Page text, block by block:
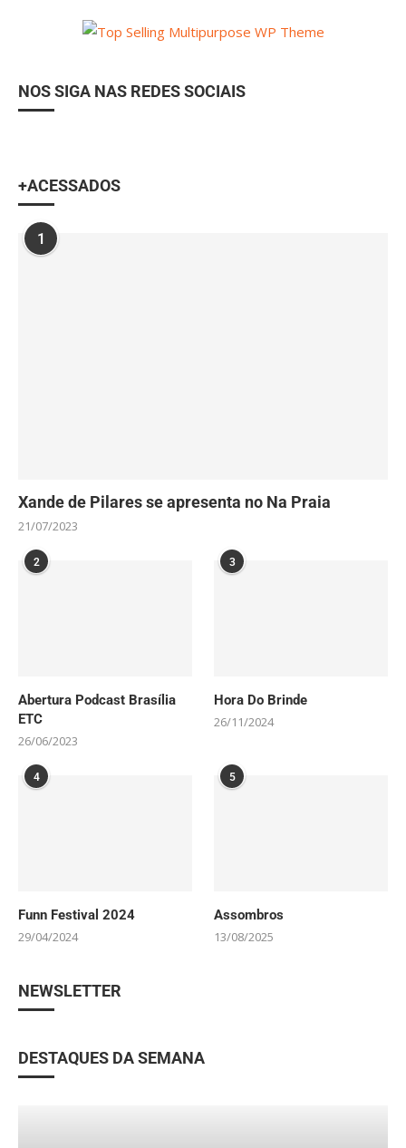
NOS SIGA NAS REDES SOCIAIS
+ACESSADOS
1
Xande de Pilares se apresenta no Na Praia
21/07/2023
2
Abertura Podcast Brasília
ETC
26/06/2023
3
Hora Do Brinde
26/11/2024
4
Funn Festival 2024
29/04/2024
5
Assombros
13/08/2025
NEWSLETTER
DESTAQUES DA SEMANA